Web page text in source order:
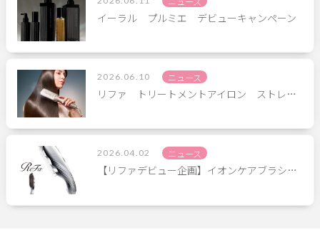
イーラル プルミエ デビューキャンペーン
2026.06.10 ニュース
リファ トリートメントアイロン ストレ…
2026.04.02 ニュース
【リファデビュー企画】イオンケアブラシ…